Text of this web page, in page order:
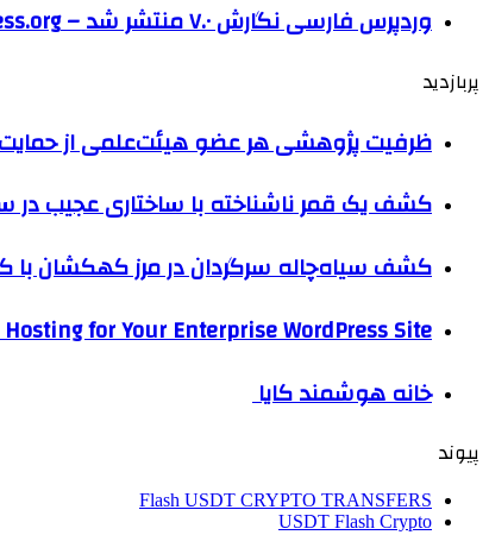
وردپرس فارسی نگارش ۷.۰ منتشر شد – WordPress.org فارسی
پربازدید
ظرفیت پژوهشی هر عضو هیئت‌علمی از
کشف یک قمر ناشناخته با ساختاری عجیب در
کشف سیاه‌چاله سرگردان در مرز کهکشان
for Your Enterprise WordPress Site
خانه هوشمند کایا
پیوند
Flash USDT CRYPTO TRANSFERS
USDT Flash Crypto